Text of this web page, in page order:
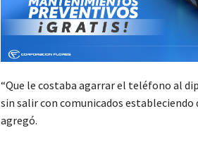
“Que le costaba agarrar el teléfono al
sin salir con comunicados estableciendo
agregó.